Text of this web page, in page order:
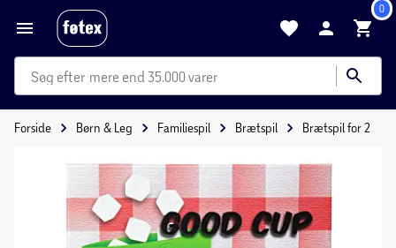
0
mere end 35.000 varer
Forside Børn & Leg Familiespil Brætspil Brætspil for 2